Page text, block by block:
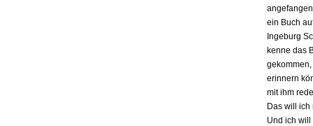
ein Buch
Ingeburg
kenne das
erinnern
mit ihm
Das will
Und ich